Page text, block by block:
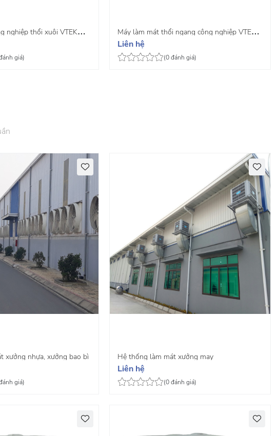
nghiệp thổi xuôi VTEKO
giá)
Máy làm mát thổi ngang công nghiệp VTEKO
30
Liên hệ
(0 đánh giá)
xưởng nhựa, xưởng bao bì
giá)
Hệ thống làm mát xưởng may
Liên hệ
(0 đánh giá)